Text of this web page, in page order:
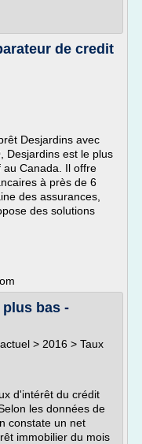
de credit
Desjardins avec
Desjardins est le plus
au Canada. Il offre
à près de 6
des assurances,
des solutions
plus bas -
> 2016 > Taux
d'intérêt du crédit
les données de
constate un net
immobilier du mois